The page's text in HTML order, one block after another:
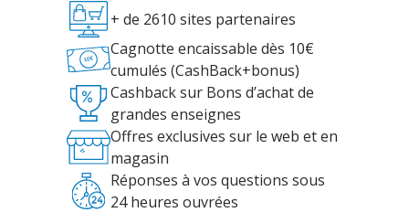
+ de 2610 sites partenaires
Cagnotte encaissable dès 10€
cumulés (CashBack+bonus)
Cashback sur Bons d’achat de
grandes enseignes
Offres exclusives sur le web et en
magasin
Réponses à vos questions sous
24 heures ouvrées